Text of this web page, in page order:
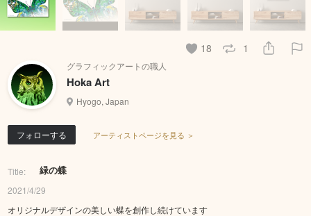
18 1
グラフィックアートの職人
Hoka Art
Hyogo, Japan
フォローする アーティストページを見る ＞
Title: 緑の蝶
2021/4/29
オリジナルデザインの美しい蝶を創作し続けています